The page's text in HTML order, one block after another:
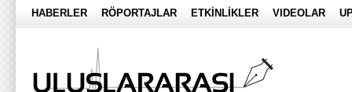
HABERLER RÖPORTAJLAR ETKİNLİKLER VIDEOLAR